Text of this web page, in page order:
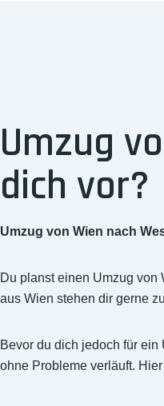
Umzug
dich vor?
Umzug von Wien nach
Du planst einen Umzug von
aus Wien stehen dir gerne
Bevor du dich jedoch für
ohne Probleme verläuft.